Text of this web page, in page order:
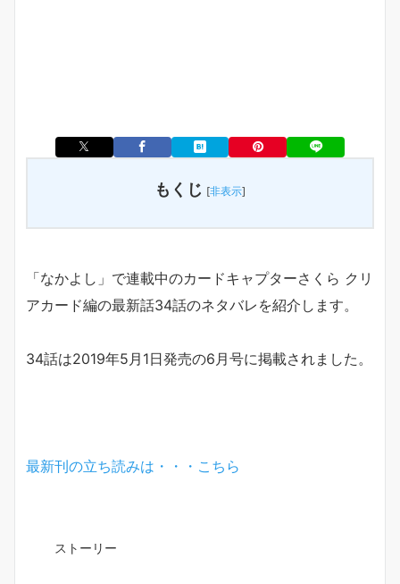
もくじ [非表示]
「なかよし」で連載中のカードキャプターさくら クリ
アカード編の最新話34話のネタバレを紹介します。
34話は2019年5月1日発売の6月号に掲載されました。
最新刊の立ち読みは・・・こちら
ストーリー